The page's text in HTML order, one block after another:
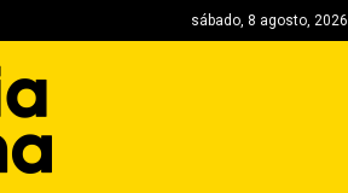
sábado, 8 agosto, 2026